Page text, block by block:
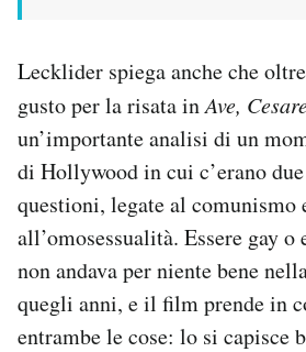
Lecklider spiega anche che
gusto per la risata inAve,
un’importante analisi di un
di Hollywood in cui c’erano
questioni, legate al comunismo
all’omosessualità. Essere gay o
non andava per niente bene
quegli anni, e il film prende in
entrambe le cose: lo si capisce